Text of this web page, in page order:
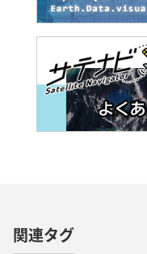
関連タグ